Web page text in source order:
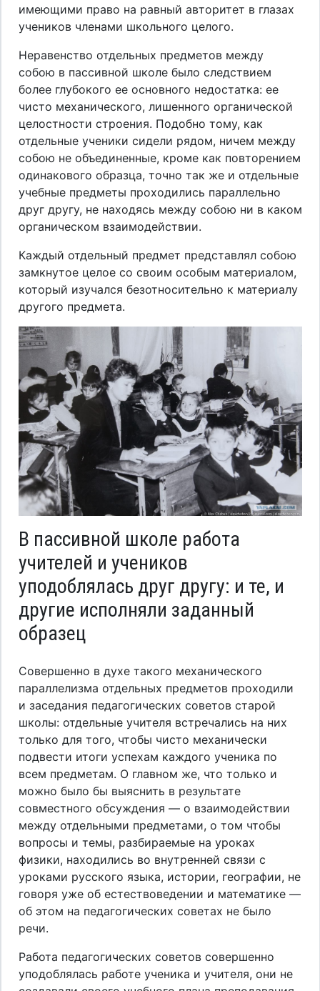
имеющими право на равный авторитет в глазах
учеников членами школьного целого.
Неравенство отдельных предметов между
собою в пассивной школе было следствием
более глубокого ее основного недостатка: ее
чисто механического, лишенного органической
целостности строения. Подобно тому, как
отдельные ученики сидели рядом, ничем между
собою не объединенные, кроме как повторением
одинакового образца, точно так же и отдельные
учебные предметы проходились параллельно
друг другу, не находясь между собою ни в каком
органическом взаимодействии.
Каждый отдельный предмет представлял собою
замкнутое целое со своим особым материалом,
который изучался безотносительно к материалу
другого предмета.
В пассивной школе работа
учителей и учеников
уподоблялась друг другу: и те, и
другие исполняли заданный
образец
Совершенно в духе такого механического
параллелизма отдельных предметов проходили
и заседания педагогических советов старой
школы: отдельные учителя встречались на них
только для того, чтобы чисто механически
подвести итоги успехам каждого ученика по
всем предметам. О главном же, что только и
можно было бы выяснить в результате
совместного обсуждения — о взаимодействии
между отдельными предметами, о том чтобы
вопросы и темы, разбираемые на уроках
физики, находились во внутренней связи с
уроками русского языка, истории, географии, не
говоря уже об естествоведении и математике —
об этом на педагогических советах не было
речи.
Работа педагогических советов совершенно
уподоблялась работе ученика и учителя, они не